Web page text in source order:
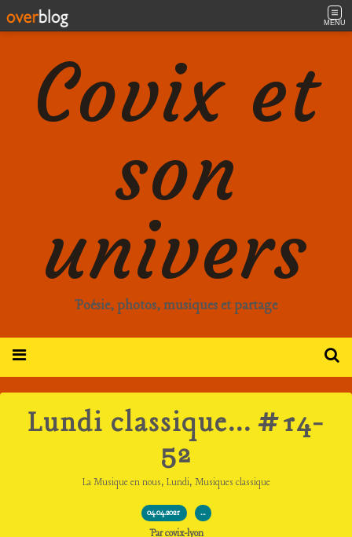
MENU
Covix et
son
univers
Poésie, photos, musiques et partage
Lundi classique... #14-
52
La Musique en nous, Lundi, Musiques classique
04.04.2021 …
Par covix-lyon